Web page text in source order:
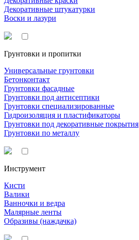
Декоративные штукатурки
Воски и лазури
Грунтовки и пропитки
Универсальные грунтовки
Бетонконтакт
Грунтовки фасадные
Грунтовки под антисептики
Грунтовки специализированные
Гидроизоляция и пластификаторы
Грунтовки под декоративные покрытия
Грунтовки по металлу
Инструмент
Кисти
Валики
Ванночки и ведра
Малярные ленты
Образивы (наждачка)